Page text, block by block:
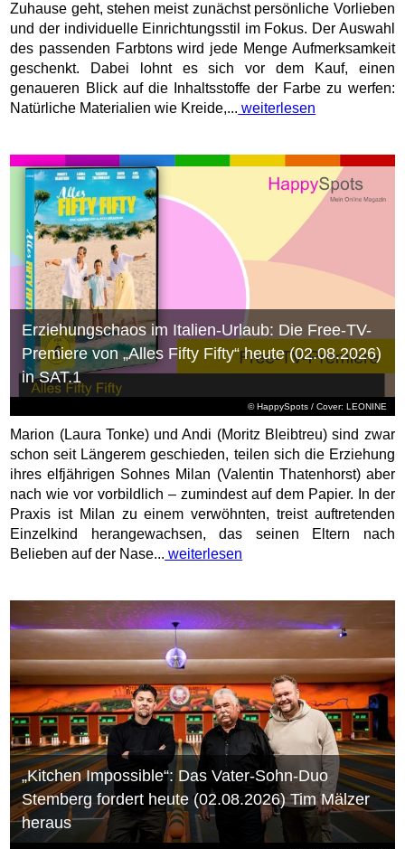
Zuhause geht, stehen meist zunächst persönliche Vorlieben
und der individuelle Einrichtungsstil im Fokus. Der Auswahl
des passenden Farbtons wird jede Menge Aufmerksamkeit
geschenkt. Dabei lohnt es sich vor dem Kauf, einen
genaueren Blick auf die Inhaltsstoffe der Farbe zu werfen:
Natürliche Materialien wie Kreide,... weiterlesen
© HappySpots / Cover: LEONINE
Erziehungschaos im Italien-Urlaub: Die Free-TV-
Premiere von „Alles Fifty Fifty“ heute (02.08.2026)
in SAT.1
Marion (Laura Tonke) und Andi (Moritz Bleibtreu) sind zwar
schon seit Längerem geschieden, teilen sich die Erziehung
ihres elfjährigen Sohnes Milan (Valentin Thatenhorst) aber
nach wie vor vorbildlich – zumindest auf dem Papier. In der
Praxis ist Milan zu einem verwöhnten, treist auftretenden
Einzelkind herangewachsen, das seinen Eltern nach
Belieben auf der Nase... weiterlesen
„Kitchen Impossible“: Das Vater-Sohn-Duo
Stemberg fordert heute (02.08.2026) Tim Mälzer
heraus